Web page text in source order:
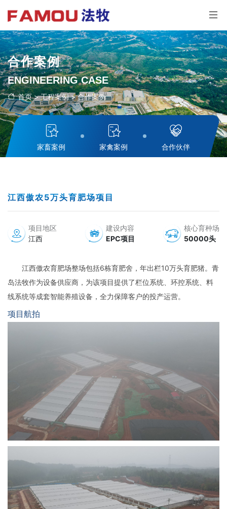
合作案例
ENGINEERING CASE
首页>工程案例>合作案例
家畜案例 家禽案例 合作伙伴
江西傲农5万头育肥场项目
项目地区
江西
建设内容
EPC项目
核心育种场
50000头
江西傲农育肥场整场包括6栋育肥舍，年出栏10万头育肥猪。青
岛法牧作为设备供应商，为该项目提供了栏位系统、环控系统、料
线系统等成套智能养殖设备，全力保障客户的投产运营。
项目航拍